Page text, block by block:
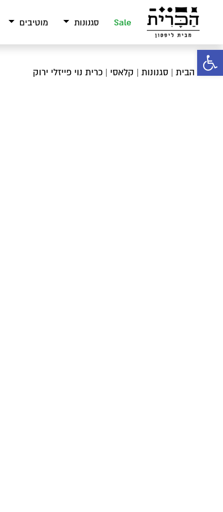
פתח סרגל נגישות
Sale סגנונות מוטיבים
עמוד הבית | סגנונות | קלאסי | כרית נוי פייזלי ירוק